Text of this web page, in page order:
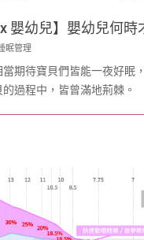
x 嬰幼兒】嬰幼兒何時
眠管理
期待寶貝們皆能一夜好眠
過程中，皆曾滿地荊棘。